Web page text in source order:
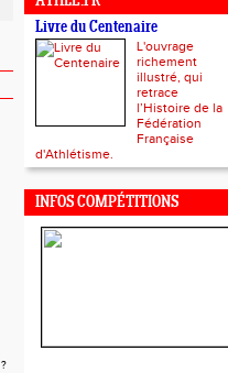
Livre du Centenaire
L'ouvrage
richement
illustré, qui
retrace
l’Histoire de la
Fédération
Française
d'Athlétisme.
INFOS COMPÉTITIONS